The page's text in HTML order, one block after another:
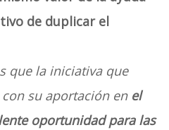
de duplicar el
que la iniciativa que
su aportación en el
oportunidad para las